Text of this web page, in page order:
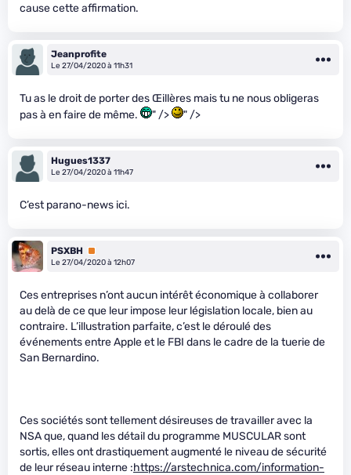
cause cette affirmation.
Jeanprofite
Le 27/04/2020 à 11h31
Tu as le droit de porter des Œillères mais tu ne nous obligeras
pas à en faire de même.
" /> " />
Hugues1337
Le 27/04/2020 à 11h47
C’est parano-news ici.
PSXBH
Premium
Le 27/04/2020 à 12h07
Ces entreprises n’ont aucun intérêt économique à collaborer
au delà de ce que leur impose leur législation locale, bien au
contraire. L’illustration parfaite, c’est le déroulé des
événements entre Apple et le FBI dans le cadre de la tuerie de
San Bernardino.
Ces sociétés sont tellement désireuses de travailler avec la
NSA que, quand les détail du programme MUSCULAR sont
sortis, elles ont drastiquement augmenté le niveau de sécurité
de leur réseau interne :https://arstechnica.com/information-